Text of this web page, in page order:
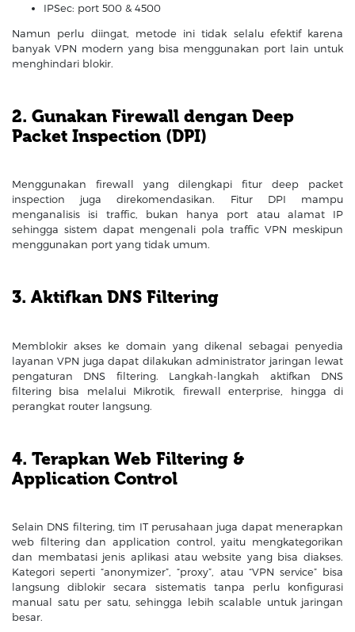
IPSec: port 500 & 4500
Namun perlu diingat, metode ini tidak selalu efektif karena
banyak VPN modern yang bisa menggunakan port lain untuk
menghindari blokir.
2. Gunakan Firewall dengan Deep
Packet Inspection (DPI)
Menggunakan firewall yang dilengkapi fitur deep packet
inspection juga direkomendasikan. Fitur DPI mampu
menganalisis isi traffic, bukan hanya port atau alamat IP
sehingga sistem dapat mengenali pola traffic VPN meskipun
menggunakan port yang tidak umum.
3. Aktifkan DNS Filtering
Memblokir akses ke domain yang dikenal sebagai penyedia
layanan VPN juga dapat dilakukan administrator jaringan lewat
pengaturan DNS filtering. Langkah-langkah aktifkan DNS
filtering bisa melalui Mikrotik, firewall enterprise, hingga di
perangkat router langsung.
4. Terapkan Web Filtering &
Application Control
Selain DNS filtering, tim IT perusahaan juga dapat menerapkan
web filtering dan application control, yaitu mengkategorikan
dan membatasi jenis aplikasi atau website yang bisa diakses.
Kategori seperti “anonymizer”, “proxy”, atau “VPN service” bisa
langsung diblokir secara sistematis tanpa perlu konfigurasi
manual satu per satu, sehingga lebih scalable untuk jaringan
besar.